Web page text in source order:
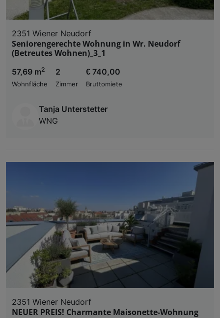
2351 Wiener Neudorf
Seniorengerechte Wohnung in Wr. Neudorf
(Betreutes Wohnen)_3_1
57,69 m2
Wohnfläche
2
Zimmer
€ 740,00
Bruttomiete
Tanja Unterstetter
WNG
2351 Wiener Neudorf
NEUER PREIS! Charmante Maisonette-Wohnung